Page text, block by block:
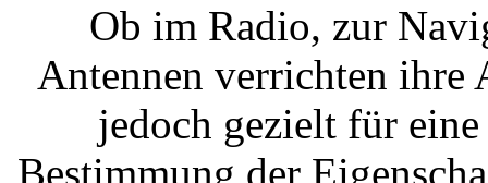
Ob im Radio, zur
Antennen verrichten ihre
jedoch gezielt für
Bestimmung der